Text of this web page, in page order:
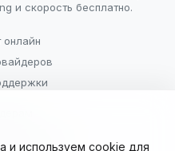
и скорость бесплатно.
онлайн
и используем cookie для